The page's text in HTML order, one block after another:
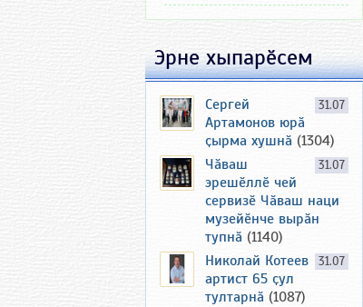
Эрне хыпарӗсем
31.07
Сергей
Артамонов юрӑ
ҫырма хушнӑ (1304)
31.07
Чӑваш
эрешӗллӗ чей
сервизӗ Чӑваш наци
музейӗнче вырӑн
тупнӑ (1140)
31.07
Николай Котеев
артист 65 ҫул
тултарнӑ (1087)